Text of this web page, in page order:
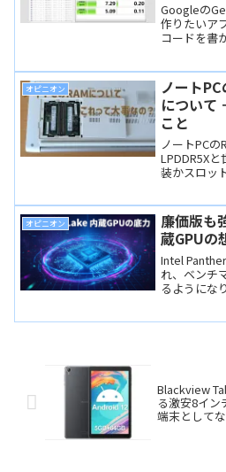
Googleの
作りたいア
コードを書
ルのリネ
です。AI
の素人で
いう事例で
作成してみ
AIの限界も
オピニオン
ノート
について
こと
ノートPCの
LPDDR5X
装かスロッ
わります。
つ、PC選
した。
オピニオン
廉価版も
蔵GPUの
Intel
れ、ベンチ
るようにな
4コア版ま
スコアを
Blackview
る激安8イ
端末として